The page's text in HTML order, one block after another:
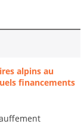
alpins au
financements